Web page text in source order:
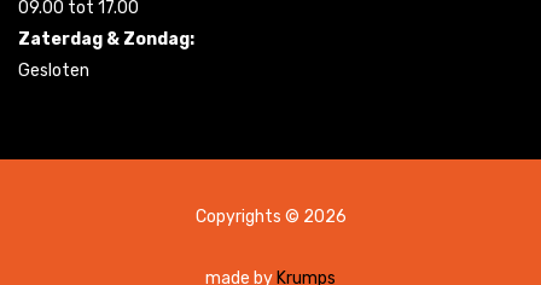
09.00 tot 17.00
Zaterdag & Zondag:
Gesloten
Copyrights © 2026
made by Krumps